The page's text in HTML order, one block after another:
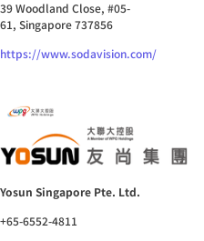
39 Woodland Close, #05-
61, Singapore 737856
https://www.sodavision.com/
Yosun Singapore Pte. Ltd.
+65-6552-4811